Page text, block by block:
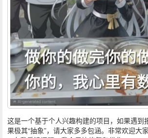
这是一个基于个人兴趣构建的项目，如果遇到
果极其“抽象”，请大家多多包涵。非常欢迎大
独步慢舞
有没有前传
王兰呱2号